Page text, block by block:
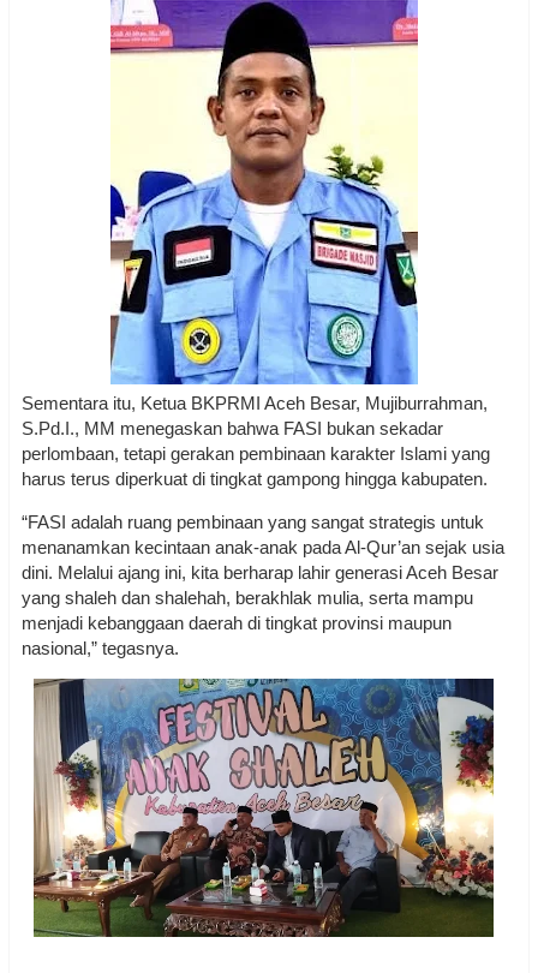
Sementara itu, Ketua BKPRMI Aceh Besar, Mujiburrahman,
S.Pd.I., MM menegaskan bahwa FASI bukan sekadar
perlombaan, tetapi gerakan pembinaan karakter Islami yang
harus terus diperkuat di tingkat gampong hingga kabupaten.
“FASI adalah ruang pembinaan yang sangat strategis untuk
menanamkan kecintaan anak-anak pada Al-Qur’an sejak usia
dini. Melalui ajang ini, kita berharap lahir generasi Aceh Besar
yang shaleh dan shalehah, berakhlak mulia, serta mampu
menjadi kebanggaan daerah di tingkat provinsi maupun
nasional,” tegasnya.